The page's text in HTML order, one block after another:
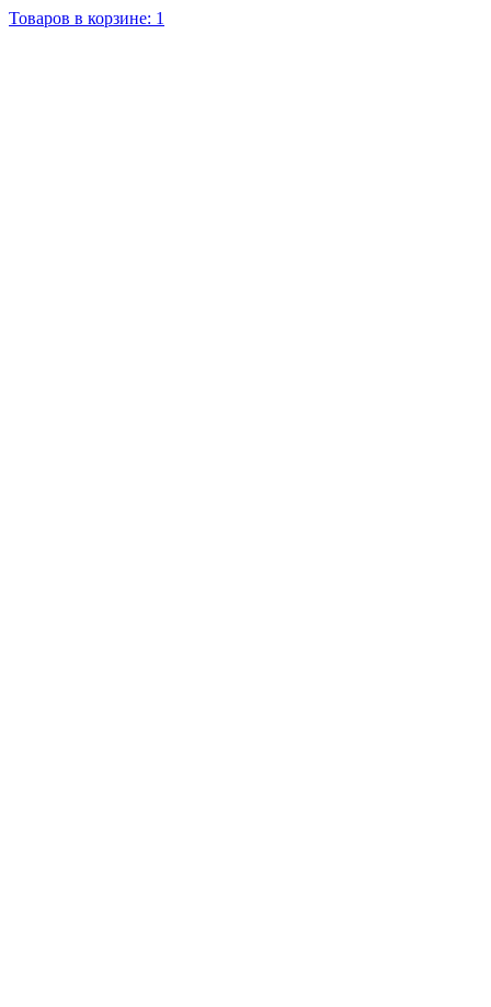
Товаров в корзине: 1